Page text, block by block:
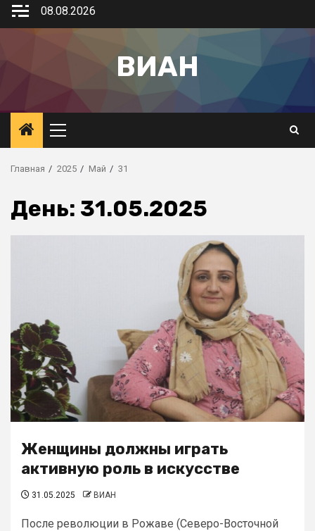
08.08.2026
ВИАН
Главная 2025 Май 31
День: 31.05.2025
Женщины должны играть
активную роль в искусстве
31.05.2025 ВИАН
После революции в Рожаве (Северо-Восточной